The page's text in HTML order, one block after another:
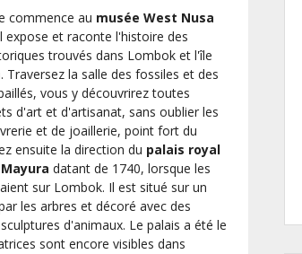
commence au musée West Nusa
expose et raconte l'histoire des
trouvés dans Lombok et l'île
Traversez la salle des fossiles et des
vous y découvrirez toutes
d'art et d'artisanat, sans oublier les
et de joaillerie, point fort du
ensuite la direction du palais royal
datant de 1740, lorsque les
sur Lombok. Il est situé sur un
les arbres et décoré avec des
d'animaux. Le palais a été le
sont encore visibles dans